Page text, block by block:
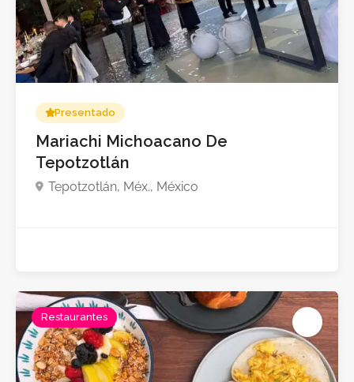
Presentado
Mariachi Michoacano De
Tepotzotlán
Tepotzotlán, Méx., México
Restaurantes